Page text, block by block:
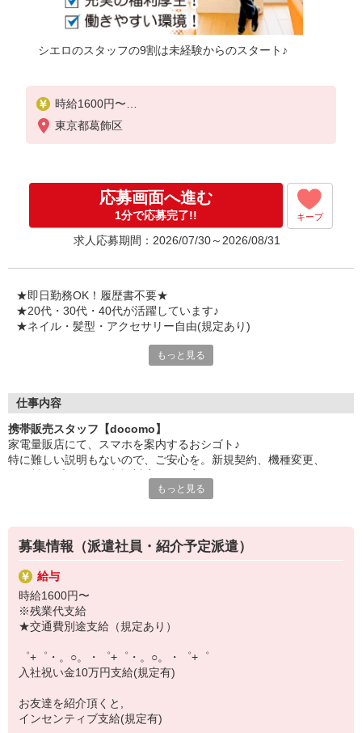
シエロのスタッフの9割は未経験からのスタート♪
時給1600円〜
※残業代支給
★交通費別途支給（規定あり）
入社祝い金10万円支給(規定有)
お友達を紹介頂くと,
インセンティブ支給(規定有)
゜・。○。・゜+゜・。○。・゜+゜
東京都葛飾区
応募画面へ進む
1分で応募完了!! キープ
求人応募期間：2026/07/30～2026/08/31
★即日勤務OK！履歴書不要★
★20代・30代・40代が活躍しています♪
★ネイル・髪型・アクセサリー自由(規定あり)
でも心配ご無用！
お互いに教え合ったり、フォローしあったりする
和気あいあいとした人間関係がある店舗ばかり！
皆で一緒にステップアップしましょう♪
【選べるお仕事いろいろ】
▼オフィスワーク
事務、経理、データ入力、コールセンター、受付
▼工場・製造・軽作業系
機械/食品製造・梱包・仕分け・加工・組立・検査
▼美容系
眉毛サロンのアイブロウ・ネイリスト・エステ
▼営業・販売
法人営業・アパレル販売・個別指導塾・人材紹介
▼人気案件も多数♪
短期・期間限定・オープニング・官公庁案件
上場/優良/大手企業など
【スマホ面接実施中】
￣￣￣￣￣￣￣￣￣
もっと見る
仕事内容
携帯販売スタッフ【docomo】
家電量販店にて、スマホを案内するおシゴト♪
特に難しい説明もないので、ご安心を。新規契約、機種変更、
満足度◎
■携帯やインターネット販売業務
docomo(ドコモ)/au(エーユー)・KDDI/softbank(ソフトバンク)など
の大手キャリアから
ワイモバイル(Y!mobille)、楽天モバイル、UQなど格安スマホまで幅
広く紹介可能♪
もっと見る
募集情報（派遣社員・紹介予定派遣）
給与
時給1600円〜
※残業代支給
★交通費別途支給（規定あり）
゜+゜・。○。・゜+゜・。○。・゜+゜
入社祝い金10万円支給(規定有)
お友達を紹介頂くと,
インセンティブ支給(規定有)